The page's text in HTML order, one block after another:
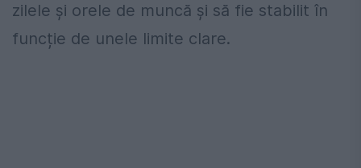
zilele și orele de muncă și să fie stabilit în
funcție de unele limite clare.